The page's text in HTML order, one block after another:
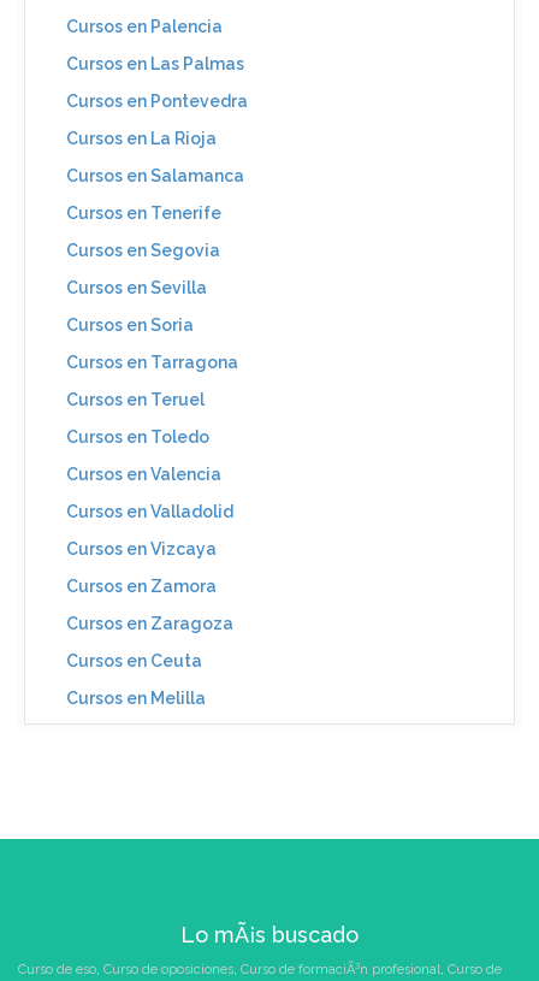
Cursos en Palencia
Cursos en Las Palmas
Cursos en Pontevedra
Cursos en La Rioja
Cursos en Salamanca
Cursos en Tenerife
Cursos en Segovia
Cursos en Sevilla
Cursos en Soria
Cursos en Tarragona
Cursos en Teruel
Cursos en Toledo
Cursos en Valencia
Cursos en Valladolid
Cursos en Vizcaya
Cursos en Zamora
Cursos en Zaragoza
Cursos en Ceuta
Cursos en Melilla
Lo mÃ¡s buscado
Curso de eso, Curso de oposiciones, Curso de formaciÃ³n profesional, Curso de